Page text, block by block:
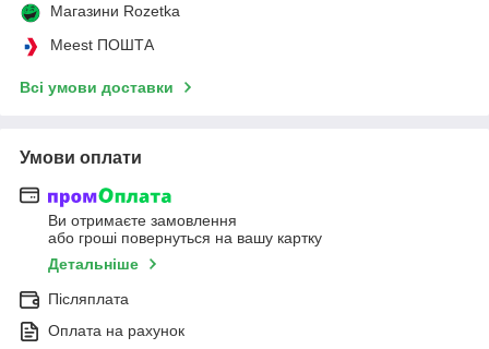
Магазини Rozetka
Meest ПОШТА
Всі умови доставки
Умови оплати
Ви отримаєте замовлення
або гроші повернуться на вашу картку
Детальніше
Післяплата
Оплата на рахунок